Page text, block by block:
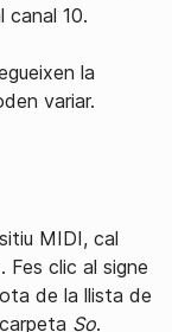
canal 10.
la
variar.
MIDI, cal
clic al signe
de la llista de
So.